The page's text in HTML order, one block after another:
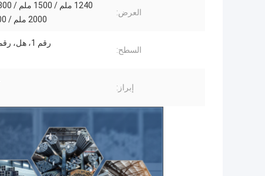
العرض:
2000 ملم / 2200 ملم
السطح:
رقم 1، هل، رقم 4، 8 ك
إبراز: